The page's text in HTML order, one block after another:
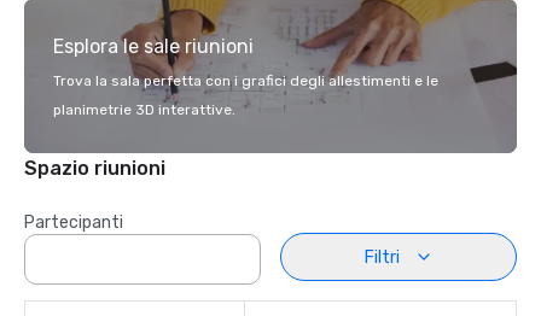
Esplora le sale riunioni
Trova la sala perfetta con i grafici degli allestimenti e le
planimetrie 3D interattive.
Spazio riunioni
Partecipanti
Filtri